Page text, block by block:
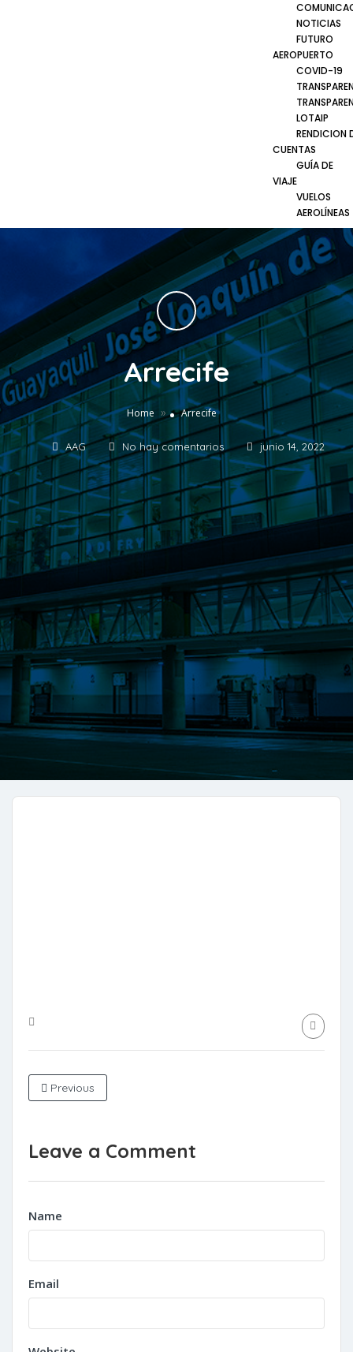
NOTICIAS
FUTURO
AEROPUERTO
COVID-19
LOTAIP
RENDICION
CUENTAS
GUÍA DE
VIAJE
VUELOS
AEROLÍNEAS
Arrecife
Home » Arrecife
AAG No hay comentarios junio 14, 2022
Previous
Leave a Comment
Name
Email